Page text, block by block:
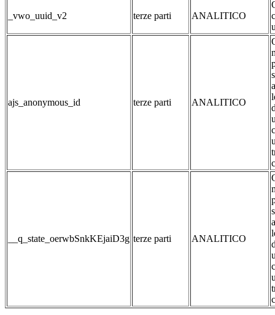
_vwo_uuid_v2 terze parti ANALITICO
ajs_anonymous_id terze parti ANALITICO
__q_state_oerwbSnkKEjaiD3g terze parti ANALITICO